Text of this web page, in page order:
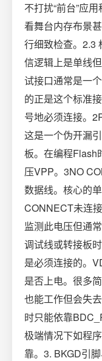
不打扰“前台”应
看舞台内存布景
行细致检查。2.3
信逻辑上是单线
试接口通常是一
的正是这个标准
号地必须连接。
这是一个伪开漏
板。在编程Flash
压VPP。3NO
数据线。核心的
CONNECT未连
监测此电压但通
调试线或转接板
是必须连接的。
是否上电。很多
也能工作但会失
时只能依靠
极端情况下如程
靠。3. BKGD引